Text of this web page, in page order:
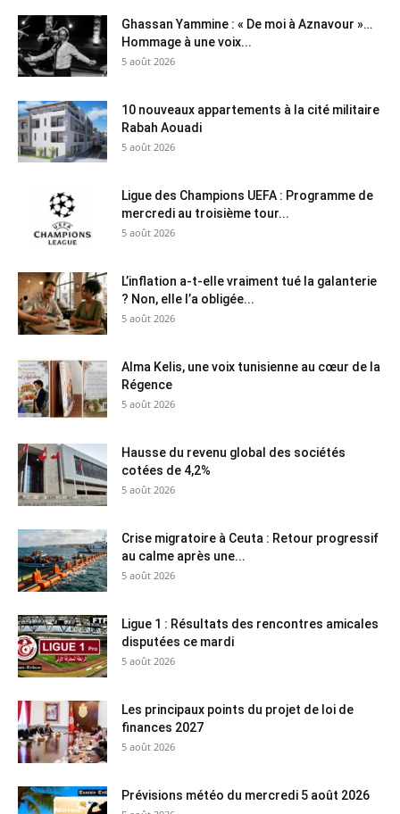
Ghassan Yammine : « De moi à Aznavour »…
Hommage à une voix...
5 août 2026
10 nouveaux appartements à la cité militaire
Rabah Aouadi
5 août 2026
Ligue des Champions UEFA : Programme de
mercredi au troisième tour...
5 août 2026
L’inflation a-t-elle vraiment tué la galanterie
? Non, elle l’a obligée...
5 août 2026
Alma Kelis, une voix tunisienne au cœur de la
Régence
5 août 2026
Hausse du revenu global des sociétés
cotées de 4,2%
5 août 2026
Crise migratoire à Ceuta : Retour progressif
au calme après une...
5 août 2026
Ligue 1 : Résultats des rencontres amicales
disputées ce mardi
5 août 2026
Les principaux points du projet de loi de
finances 2027
5 août 2026
Prévisions météo du mercredi 5 août 2026